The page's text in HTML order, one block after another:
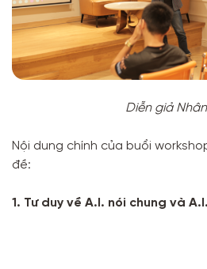
Diễn giả
Nội dung chính của buổi
đề:
1. Tư duy về A.I. nói chung và